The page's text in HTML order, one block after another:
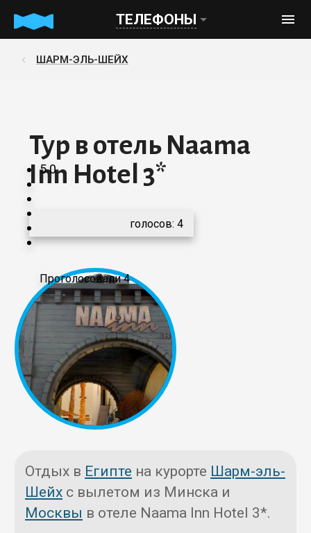
ТЕЛЕФОНЫ
ШАРМ-ЭЛЬ-ШЕЙХ
Тур в отель Naama
Inn Hotel 3*
5.0
Проголосовали 4
голосов: 4
Отдых в Египте на курорте Шарм-эль-
Шейх с вылетом из Минска и
Москвы в отеле Naama Inn Hotel 3*.